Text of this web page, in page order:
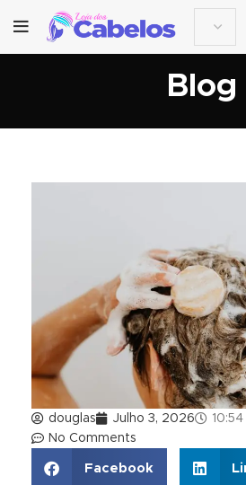
Blog
douglas Julho 3, 2026
No Comments
Facebook